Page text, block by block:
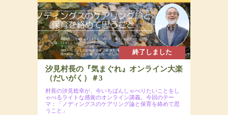
終了しました
汐見村長の『気まぐれ』オンライン大楽
（だいがく）＃3
村長の汐見稔幸が、今いちばんしゃべりたいことをし
ゃべるライトな感覚のオンライン講義。今回のテー
マ：「ノディングスのケアリング論と保育を絡めて思
うこと」